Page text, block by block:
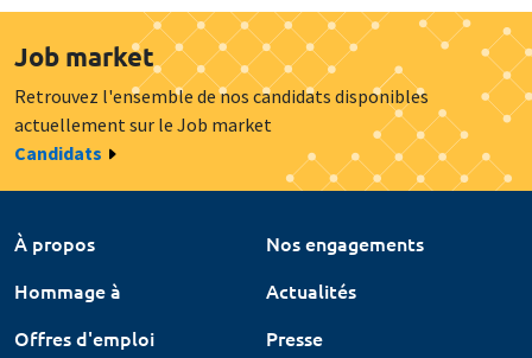
Job market
Retrouvez l'ensemble de nos candidats disponibles
actuellement sur le Job market
Candidats
À propos
Nos engagements
Hommage à
Actualités
Offres d'emploi
Presse